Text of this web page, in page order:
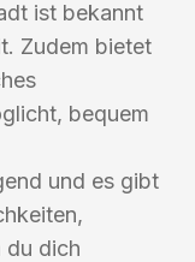
ist bekannt
Zudem bietet
bequem
und es gibt
du dich